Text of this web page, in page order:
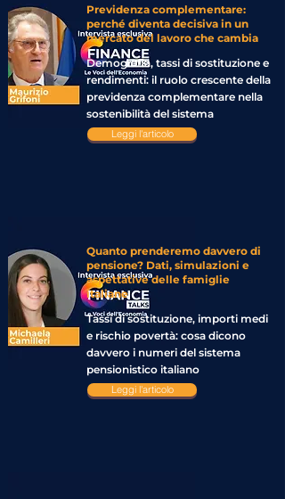
Previdenza complementare:
perché diventa decisiva in un
mercato del lavoro che cambia
Demografia, tassi di sostituzione e
rendimenti: il ruolo crescente della
previdenza complementare nella
sostenibilità del sistema
Leggi l'articolo
Quanto prenderemo davvero di
pensione? Dati, simulazioni e
aspettative delle famiglie
italiane
Tassi di sostituzione, importi medi
e rischio povertà: cosa dicono
davvero i numeri del sistema
pensionistico italiano
Leggi l'articolo